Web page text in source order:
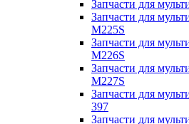
Запчасти для
Запчасти для
M225S
Запчасти для
M226S
Запчасти для
M227S
Запчасти для
397
Запчасти для